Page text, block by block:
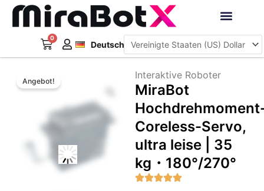
Zum
0
WarenkorbDeutsch
Français
日本語
Angebot! Zoom
Interaktive Roboter
MiraBot
Coreless-Servo,
ultra leise | 35
kg・180°/270°